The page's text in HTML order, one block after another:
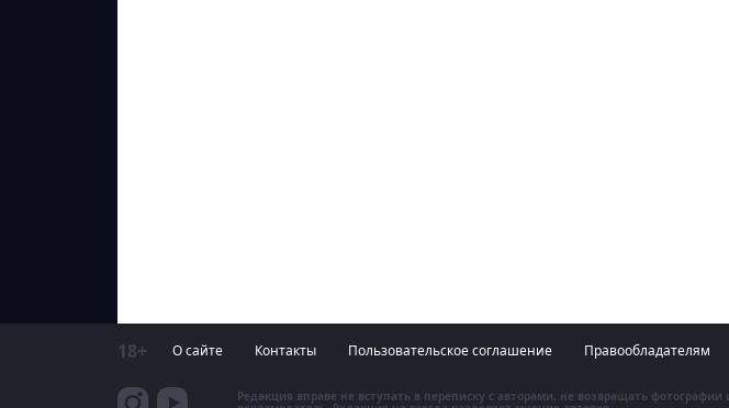
18+ О сайте Контакты Пользовательское соглашение Правообладателям
Редакция вправе не вступать в переписку с авторами, не возвращать